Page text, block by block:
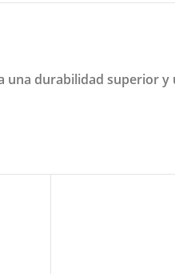
una durabilidad superior